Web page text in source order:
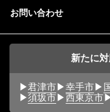
お問い合わせ
新たに
君津市 幸手市
須坂市
西東京市